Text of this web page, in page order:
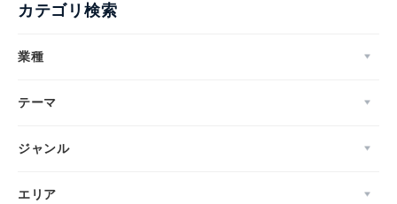
カテゴリ検索
業種
テーマ
ジャンル
エリア